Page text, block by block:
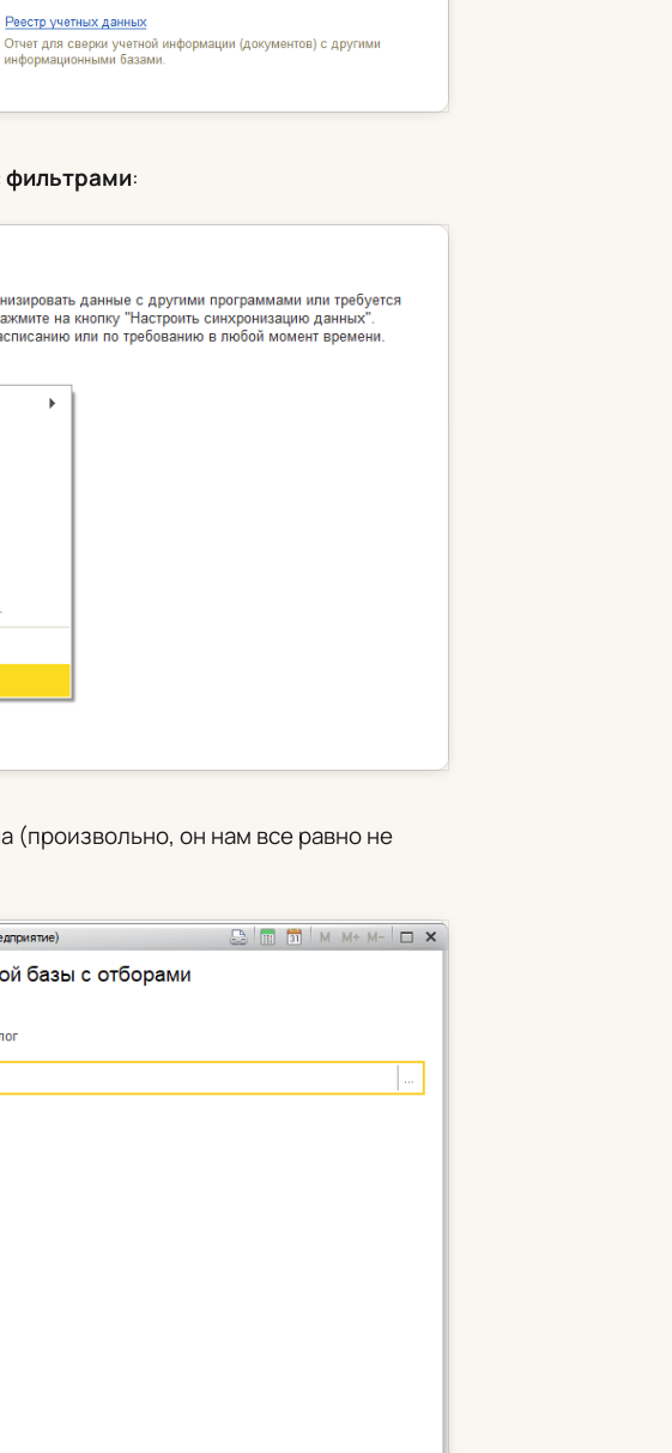
фильтрами:
(произвольно, он нам все равно не